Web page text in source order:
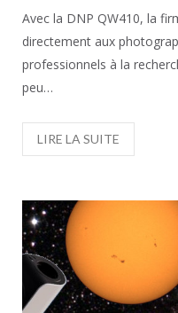
Avec la DNP QW410, la firme japonaise DNP s’adresse
directement aux
professionnels à la
peu…